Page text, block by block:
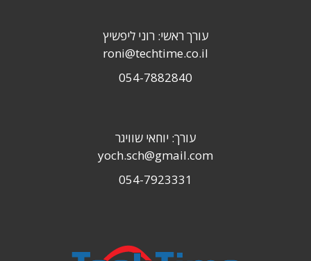
עורך ראשי: רוני ליפשיץ
roni@techtime.co.il
054-7882840
עורך: יוחאי שוויגר
yoch.sch@gmail.com
054-7923331